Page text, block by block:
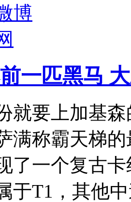
博
一匹黑马
就要上加基
满称霸天梯
了一个复古
于T1，其他